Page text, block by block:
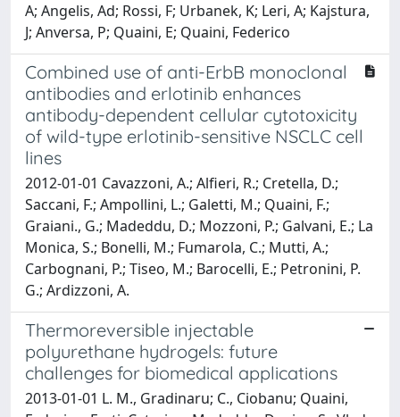
A; Angelis, Ad; Rossi, F; Urbanek, K; Leri, A; Kajstura,
J; Anversa, P; Quaini, E; Quaini, Federico
Combined use of anti-ErbB monoclonal
antibodies and erlotinib enhances
antibody-dependent cellular cytotoxicity
of wild-type erlotinib-sensitive NSCLC cell
lines
2012-01-01 Cavazzoni, A.; Alfieri, R.; Cretella, D.;
Saccani, F.; Ampollini, L.; Galetti, M.; Quaini, F.;
Graiani., G.; Madeddu, D.; Mozzoni, P.; Galvani, E.; La
Monica, S.; Bonelli, M.; Fumarola, C.; Mutti, A.;
Carbognani, P.; Tiseo, M.; Barocelli, E.; Petronini, P.
G.; Ardizzoni, A.
Thermoreversible injectable
polyurethane hydrogels: future
challenges for biomedical applications
2013-01-01 L. M., Gradinaru; C., Ciobanu; Quaini,